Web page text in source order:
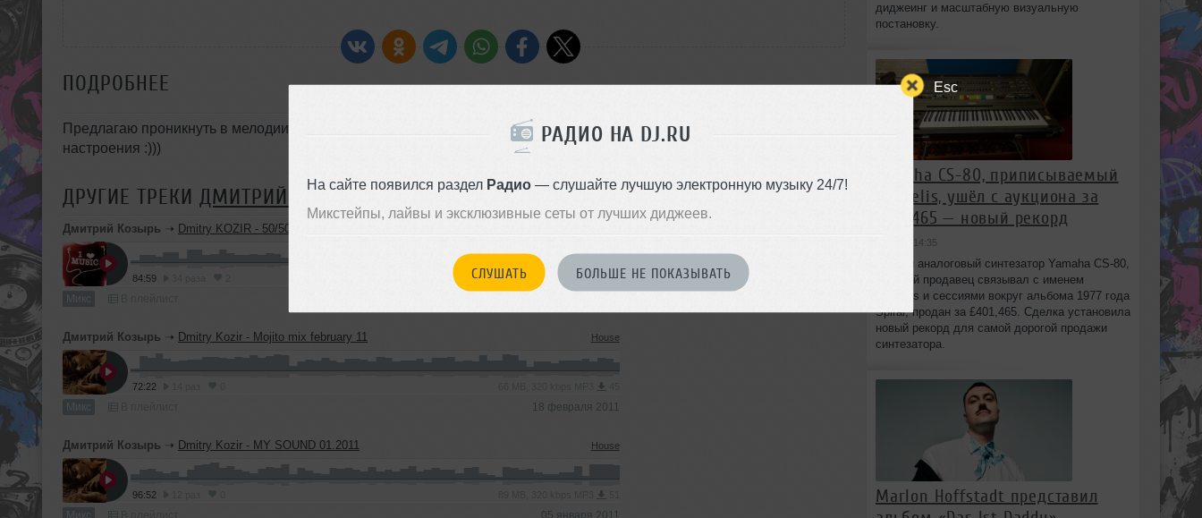
Esc
РАДИО НА DJ.RU
На сайте появился раздел Радио— слушайте лучшую электронную музыку 24/7!
Микстейпы, лайвы и эксклюзивные сеты от лучших диджеев.
СЛУШАТЬ БОЛЬШЕ НЕ ПОКАЗЫВАТЬ
ПОДРОБНЕЕ
Предлагаю проникнуть в мелодии каждого трека, вошедшего в этот микс. Летнего
настроения :)))
ДРУГИЕ ТРЕКИ ДМИТРИЙ КОЗЫРЬ
Дмитрий Козырь ➝ Dmitry KOZIR - 50/50 mix
84:59 78 MB, 320 kbps MP3 50
Микс
Дмитрий Козырь ➝ Dmitry Kozir - Mojito mix february 11 House
72:22
Микс 18 февраля 2011
Дмитрий Козырь ➝ Dmitry Kozir - MY SOUND 01.2011 House
96:52
Микс 05 января 2011
Стиль:
диджеинг и масштабную визуальную
постановку.
Yamaha CS-80, приписываемый
Vangelis, ушёл с аукциона за
£401,465 — новый рекорд
вчера в 14:35
Редкий аналоговый синтезатор Yamaha CS-80,
который продавец связывал с именем
Vangelis и сессиями вокруг альбома 1977 года
Spiral, продан за £401,465. Сделка установила
новый рекорд для самой дорогой продажи
синтезатора.
Marlon Hoffstadt представил